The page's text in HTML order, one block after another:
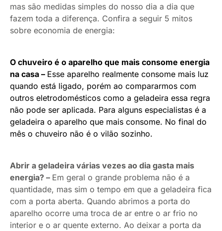
mas são medidas simples do nosso dia a dia que
fazem toda a diferença. Confira a seguir 5 mitos
sobre economia de energia:
O chuveiro é o aparelho que mais consome energia
na casa – Esse aparelho realmente consome mais luz
quando está ligado, porém ao compararmos com
outros eletrodomésticos como a geladeira essa regra
não pode ser aplicada. Para alguns especialistas é a
geladeira o aparelho que mais consome. No final do
mês o chuveiro não é o vilão sozinho.
Abrir a geladeira várias vezes ao dia gasta mais
energia? – Em geral o grande problema não é a
quantidade, mas sim o tempo em que a geladeira fica
com a porta aberta. Quando abrimos a porta do
aparelho ocorre uma troca de ar entre o ar frio no
interior e o ar quente externo. Ao deixar a porta da